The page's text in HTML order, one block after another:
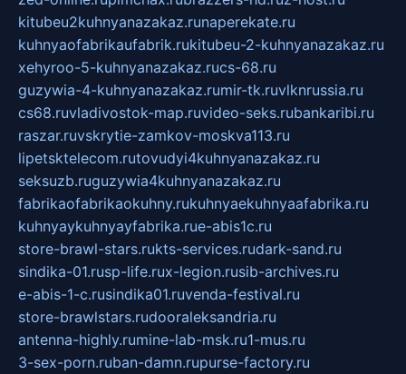
kitubeu2kuhnyanazakaz.runaperekate.ru
kuhnyaofabrikaufabrik.rukitubeu-2-kuhnyanazakaz.ru
xehyroo-5-kuhnyanazakaz.rucs-68.ru
guzywia-4-kuhnyanazakaz.rumir-tk.ruvlknrussia.ru
cs68.ruvladivostok-map.ruvideo-seks.rubankaribi.ru
raszar.ruvskrytie-zamkov-moskva113.ru
lipetsktelecom.rutovudyi4kuhnyanazakaz.ru
seksuzb.ruguzywia4kuhnyanazakaz.ru
fabrikaofabrikaokuhny.rukuhnyaekuhnyaafabrika.ru
kuhnyaykuhnyayfabrika.rue-abis1c.ru
store-brawl-stars.rukts-services.rudark-sand.ru
sindika-01.rusp-life.rux-legion.rusib-archives.ru
e-abis-1-c.rusindika01.ruvenda-festival.ru
store-brawlstars.rudooraleksandria.ru
antenna-highly.rumine-lab-msk.ru1-mus.ru
3-sex-porn.ruban-damn.rupurse-factory.ru